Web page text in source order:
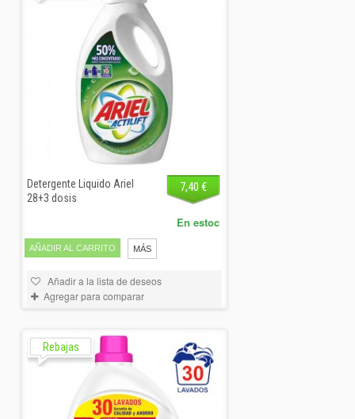
Detergente Liquido Ariel
28+3 dosis
7,40 €
AÑADIR AL CARRITO MÁS
En estoc
Añadir a la lista de deseos
Agregar para comparar
Rebajas